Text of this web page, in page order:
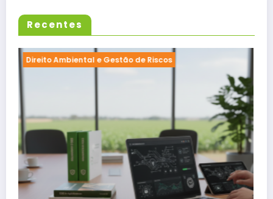
Recentes
Direito Ambiental e Gestão de Riscos